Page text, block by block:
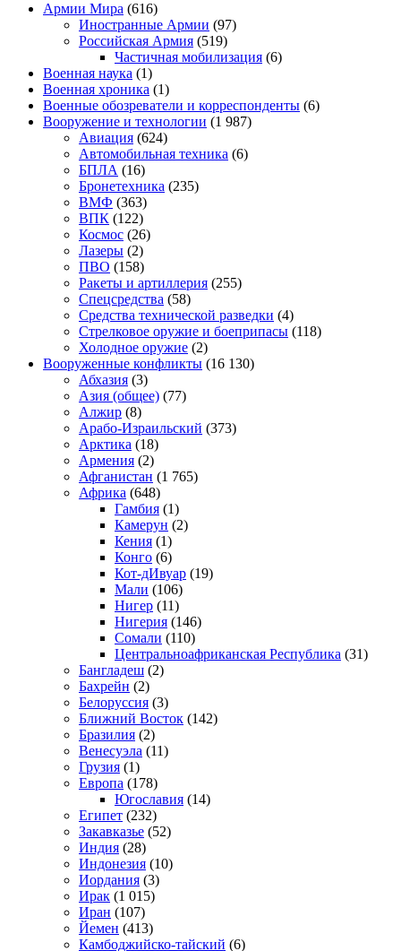
Армии Мира (616)
Иностранные Армии (97)
Российская Армия (519)
Частичная мобилизация (6)
Военная наука (1)
Военная хроника (1)
Военные обозреватели и корреспонденты (6)
Вооружение и технологии (1 987)
Авиация (624)
Автомобильная техника (6)
БПЛА (16)
Бронетехника (235)
ВМФ (363)
ВПК (122)
Космос (26)
Лазеры (2)
ПВО (158)
Ракеты и артиллерия (255)
Спецсредства (58)
Средства технической разведки (4)
Стрелковое оружие и боеприпасы (118)
Холодное оружие (2)
Вооруженные конфликты (16 130)
Абхазия (3)
Азия (общее) (77)
Алжир (8)
Арабо-Израильский (373)
Арктика (18)
Армения (2)
Афганистан (1 765)
Африка (648)
Гамбия (1)
Камерун (2)
Кения (1)
Конго (6)
Кот-дИвуар (19)
Мали (106)
Нигер (11)
Нигерия (146)
Сомали (110)
Центральноафриканская Республика (31)
Бангладеш (2)
Бахрейн (2)
Белоруссия (3)
Ближний Восток (142)
Бразилия (2)
Венесуэла (11)
Грузия (1)
Европа (178)
Югославия (14)
Египет (232)
Закавказье (52)
Индия (28)
Индонезия (10)
Иордания (3)
Ирак (1 015)
Иран (107)
Йемен (413)
Камбоджийско-тайский (6)